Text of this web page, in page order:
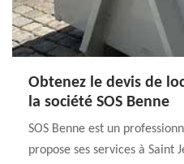
Obtenez le devis de
la société SOS Benne
SOS Benne est un
propose ses services à Saint